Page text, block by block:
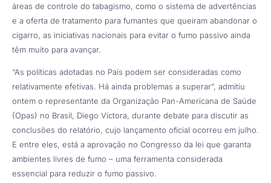
áreas de controle do tabagismo, como o sistema de advertências
e a oferta de tratamento para fumantes que queiram abandonar o
cigarro, as iniciativas nacionais para evitar o fumo passivo ainda
têm muito para avançar.
“As políticas adotadas no País podem ser consideradas como
relativamente efetivas. Há ainda problemas a superar”, admitiu
ontem o representante da Organização Pan-Americana de Saúde
(Opas) no Brasil, Diego Victora, durante debate para discutir as
conclusões do relatório, cujo lançamento oficial ocorreu em julho.
E entre eles, está a aprovação no Congresso da lei que garanta
ambientes livres de fumo – uma ferramenta considerada
essencial para reduzir o fumo passivo.